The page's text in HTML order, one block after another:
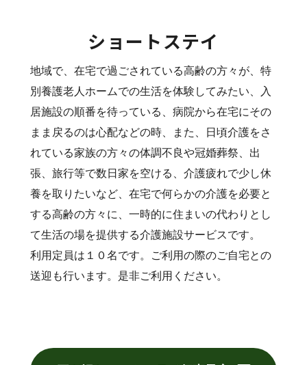
ショートステイ
地域で、在宅で過ごされている高齢の方々が、特
別養護老人ホームでの生活を体験してみたい、入
居施設の順番を待っている、病院から在宅にその
まま戻るのは心配などの時、また、日頃介護をさ
れている家族の方々の体調不良や冠婚葬祭、出
張、旅行等で数日家を空ける、介護疲れで少し休
養を取りたいなど、在宅で何らかの介護を必要と
する高齢の方々に、一時的に住まいの代わりとし
て生活の場を提供する介護施設サービスです。
利用定員は１０名です。ご利用の際のご自宅との
送迎も行います。是非ご利用ください。